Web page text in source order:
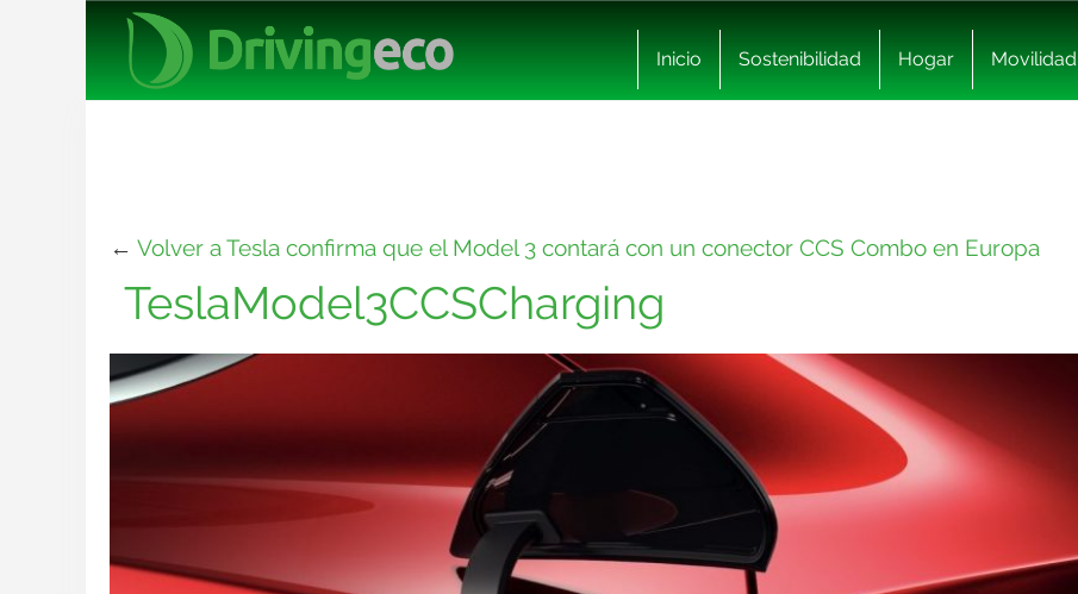
Inicio Sostenibilidad Hogar Movilidad
← Volver a Tesla confirma que el Model 3 contará con un conector CCS Combo en Europa
TeslaModel3CCSCharging